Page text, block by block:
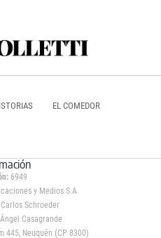
EL COMEDOR
6949
y Medios S.A
Schroeder
Casagrande
445, Neuquén (CP 8300)